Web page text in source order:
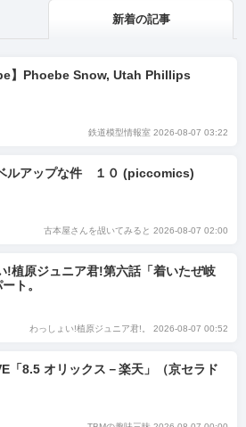
新着の記事
】Phoebe Snow, Utah Phillips
鉄道模型情報室 2026-08-07 03:22
ルアップな件 １０ (piccomics)
古本屋さんを覘いてみると 2026-08-07 02:00
!植原ジュニア君!第六話「着いたぜ岐
ト。
わっしょい!植原ジュニア君!。 2026-08-07 00:52
「8.5 オリックス－楽天」（京セラド